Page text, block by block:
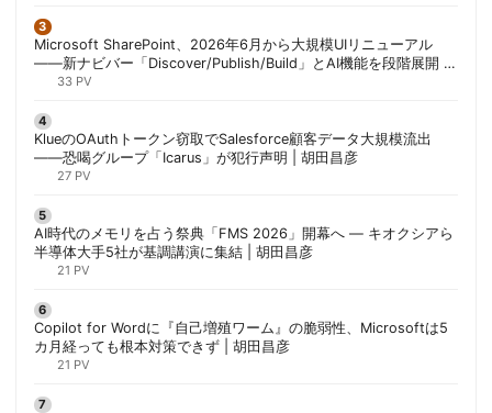
Microsoft SharePoint、2026年6月から大規模UIリニューアル
——新ナビバー「Discover/Publish/Build」とAI機能を段階展開 |
胡田昌彦
33 PV
KlueのOAuthトークン窃取でSalesforce顧客データ大規模流出
——恐喝グループ「Icarus」が犯行声明 | 胡田昌彦
27 PV
AI時代のメモリを占う祭典「FMS 2026」開幕へ ― キオクシアら
半導体大手5社が基調講演に集結 | 胡田昌彦
21 PV
Copilot for Wordに『自己増殖ワーム』の脆弱性、Microsoftは5
カ月経っても根本対策できず | 胡田昌彦
21 PV